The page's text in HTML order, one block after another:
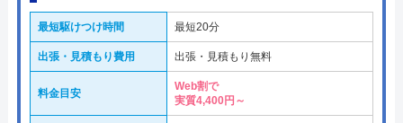
最短駆けつけ時間 最短20分
出張・見積もり費用 出張・見積もり無料
料金目安
Web割で
実質4,400円～